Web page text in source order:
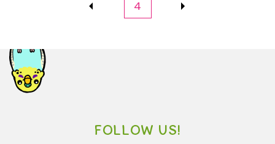
4
FOLLOW US!